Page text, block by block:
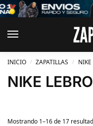
INICIO / ZAPATILLAS / NIKE
NIKE
Mostrando 1–16 de 17